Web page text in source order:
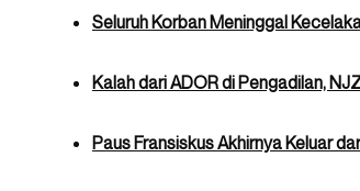
Seluruh Korban Meninggal
Kalah dari ADOR di Pengadilan,
Paus Fransiskus Akhirnya Keluar